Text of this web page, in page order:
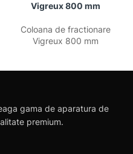
Vigreux 800 mm
Coloana de fractionare
Vigreux 800 mm
gama de aparatura de
premium.